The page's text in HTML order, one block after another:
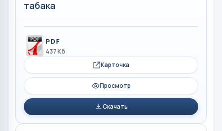
табака
PDF
437 Кб
Карточка
Просмотр
Скачать